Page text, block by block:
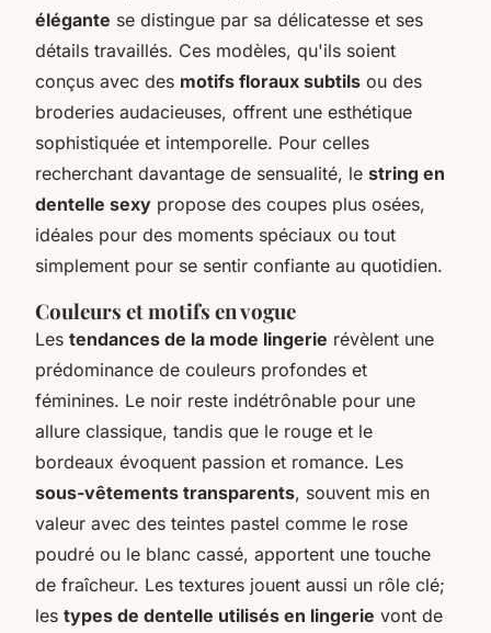
élégante se distingue par sa délicatesse et ses
détails travaillés. Ces modèles, qu'ils soient
conçus avec des motifs floraux subtils ou des
broderies audacieuses, offrent une esthétique
sophistiquée et intemporelle. Pour celles
recherchant davantage de sensualité, le string en
dentelle sexy propose des coupes plus osées,
idéales pour des moments spéciaux ou tout
simplement pour se sentir confiante au quotidien.
Couleurs et motifs en vogue
Les tendances de la mode lingerie révèlent une
prédominance de couleurs profondes et
féminines. Le noir reste indétrônable pour une
allure classique, tandis que le rouge et le
bordeaux évoquent passion et romance. Les
sous-vêtements transparents, souvent mis en
valeur avec des teintes pastel comme le rose
poudré ou le blanc cassé, apportent une touche
de fraîcheur. Les textures jouent aussi un rôle clé;
les types de dentelle utilisés en lingerie vont de